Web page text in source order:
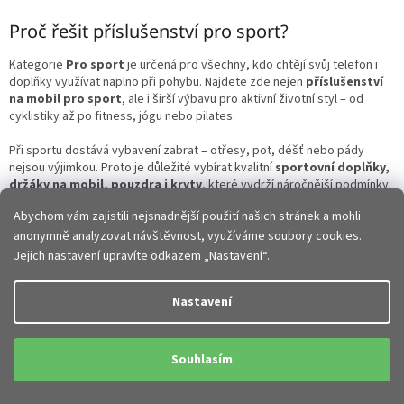
Abychom vám zajistili nejsnadnější použití našich stránek a mohli
anonymně analyzovat návštěvnost, využíváme soubory cookies.
Jejich nastavení upravíte odkazem „Nastavení“.
Nastavení
Souhlasím
a
c
í
p
r
v
y
v
ý
i
s
u
v
á
n
í
Proč řešit příslušenství pro sport?
Kategorie Pro sport je určená pro všechny, kdo chtějí svůj telefon i
doplňky využívat naplno při pohybu. Najdete zde nejen příslušenství
na mobil pro sport, ale i širší výbavu pro aktivní životní styl – od
cyklistiky až po fitness, jógu nebo pilates.
Při sportu dostává vybavení zabrat – otřesy, pot, déšť nebo pády
nejsou výjimkou. Proto je důležité vybírat kvalitnísportovní doplňky,
držáky na mobil, pouzdra i kryty, které vydrží náročnější podmínky
Jak vybrat příslušenství pro sport?
Podle typu aktivity
běh a fitness– sportovní pouzdra na ruku, ledvinky